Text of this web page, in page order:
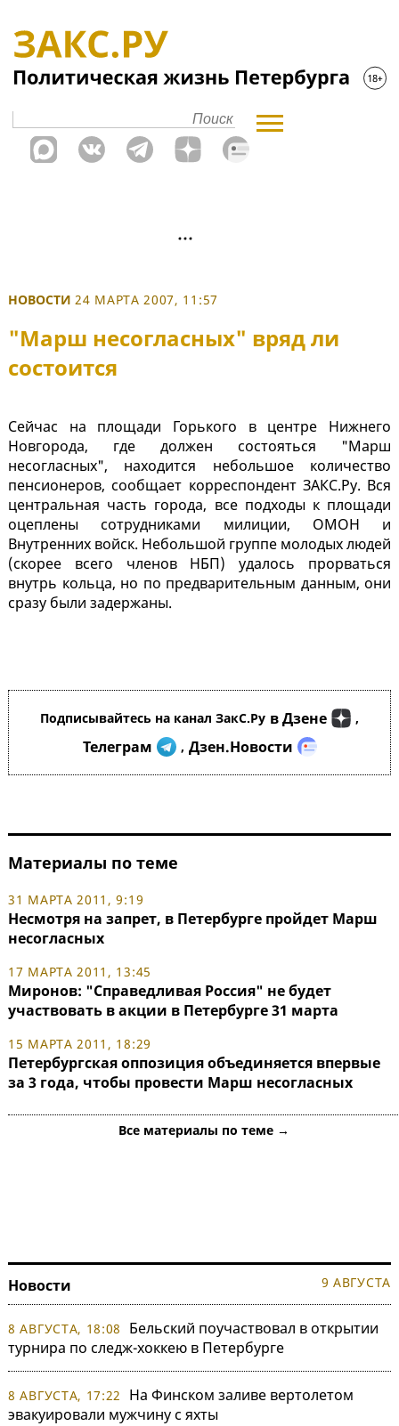
НОВОСТИ 24 МАРТА 2007, 11:57
"Марш несогласных" вряд ли
состоится
Сейчас на площади Горького в центре Нижнего
Новгорода, где должен состояться "Марш
несогласных", находится небольшое количество
пенсионеров, сообщает корреспондент ЗАКС.Ру. Вся
центральная часть города, все подходы к площади
оцеплены сотрудниками милиции, ОМОН и
Внутренних войск. Небольшой группе молодых людей
(скорее всего членов НБП) удалось прорваться
внутрь кольца, но по предварительным данным, они
сразу были задержаны.
Подписывайтесь на канал ЗакС.Ру в Дзене ,
Телеграм , Дзен.Новости
Материалы по теме
31 МАРТА 2011, 9:19
Несмотря на запрет, в Петербурге пройдет Марш
несогласных
17 МАРТА 2011, 13:45
Миронов: "Справедливая Россия" не будет
участвовать в акции в Петербурге 31 марта
15 МАРТА 2011, 18:29
Петербургская оппозиция объединяется впервые
за 3 года, чтобы провести Марш несогласных
Все материалы по теме →
Новости 9 АВГУСТА
8 АВГУСТА, 18:08
Бельский поучаствовал в открытии
турнира по следж-хоккею в Петербурге
8 АВГУСТА, 17:22
На Финском заливе вертолетом
эвакуировали мужчину с яхты